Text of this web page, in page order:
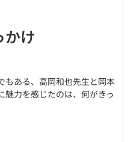
かけ
もある、高岡和也先生と岡本
力を感じたのは、何がきっ